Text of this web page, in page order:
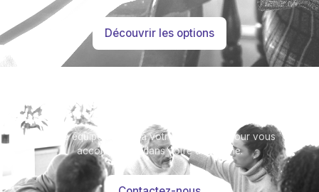
Découvrir les options
Notre équipe se tient à votre disposition pour vous
accompagner dans votre démarche.